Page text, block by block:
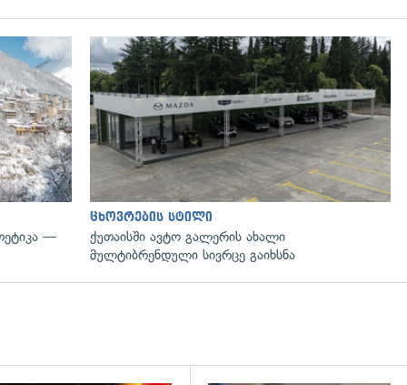
გადახედვა
—
ცხოვრების სტილი
ქუთაისში ავტო გალერის ახალი
მულტიბრენდული სივრცე გაიხსნა